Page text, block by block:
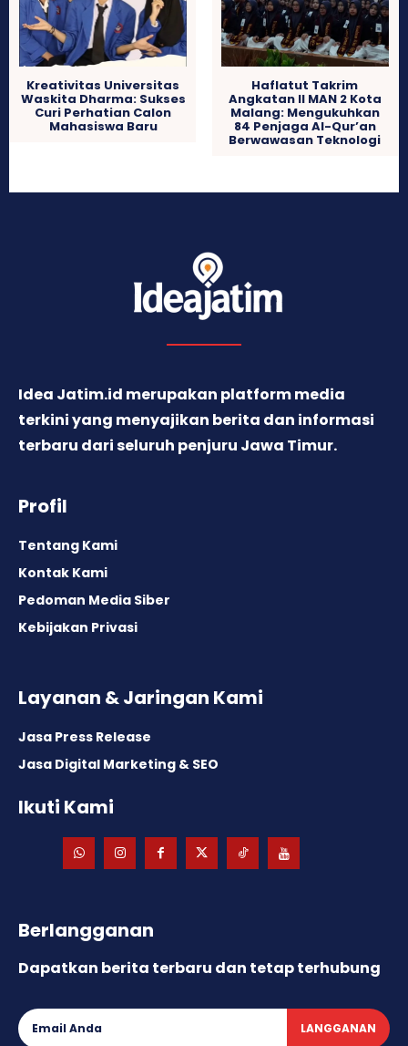
Kreativitas Universitas
Waskita Dharma: Sukses
Curi Perhatian Calon
Mahasiswa Baru
Haflatut Takrim
Angkatan II MAN 2 Kota
Malang: Mengukuhkan
84 Penjaga Al-Qur’an
Berwawasan Teknologi
Idea Jatim.id merupakan platform media
terkini yang menyajikan berita dan informasi
terbaru dari seluruh penjuru Jawa Timur.
Profil
Tentang Kami
Kontak Kami
Pedoman Media Siber
Kebijakan Privasi
Layanan & Jaringan Kami
Jasa Press Release
Jasa Digital Marketing & SEO
Ikuti Kami
Berlangganan
Dapatkan berita terbaru dan tetap terhubung
LANGGANAN